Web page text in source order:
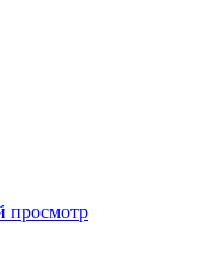
просмотр